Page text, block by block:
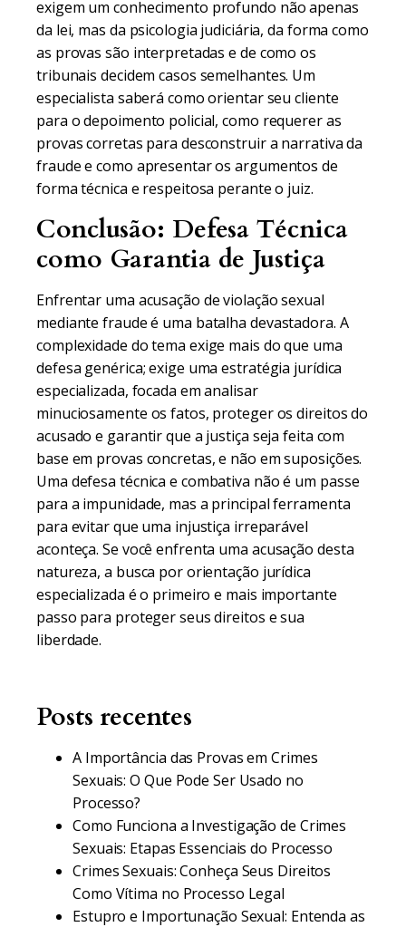
exigem um conhecimento profundo não apenas
da lei, mas da psicologia judiciária, da forma como
as provas são interpretadas e de como os
tribunais decidem casos semelhantes. Um
especialista saberá como orientar seu cliente
para o depoimento policial, como requerer as
provas corretas para desconstruir a narrativa da
fraude e como apresentar os argumentos de
forma técnica e respeitosa perante o juiz.
Conclusão: Defesa Técnica
como Garantia de Justiça
Enfrentar uma acusação de violação sexual
mediante fraude é uma batalha devastadora. A
complexidade do tema exige mais do que uma
defesa genérica; exige uma estratégia jurídica
especializada, focada em analisar
minuciosamente os fatos, proteger os direitos do
acusado e garantir que a justiça seja feita com
base em provas concretas, e não em suposições.
Uma defesa técnica e combativa não é um passe
para a impunidade, mas a principal ferramenta
para evitar que uma injustiça irreparável
aconteça. Se você enfrenta uma acusação desta
natureza, a busca por orientação jurídica
especializada é o primeiro e mais importante
passo para proteger seus direitos e sua
liberdade.
Posts recentes
A Importância das Provas em Crimes
Sexuais: O Que Pode Ser Usado no
Processo?
Como Funciona a Investigação de Crimes
Sexuais: Etapas Essenciais do Processo
Crimes Sexuais: Conheça Seus Direitos
Como Vítima no Processo Legal
Estupro e Importunação Sexual: Entenda as